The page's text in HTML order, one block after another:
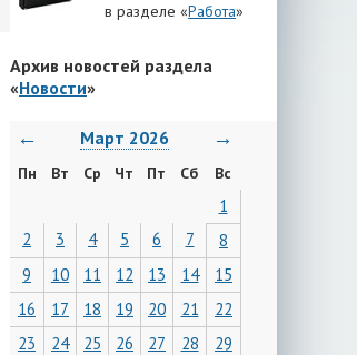
в разделе «Работа»
Архив новостей раздела
«Новости»
← Март 2026 →
Пн Вт Ср Чт Пт Сб Вс
1
2
3 4 5 6 7
8
9
10 11 12 13 14
15
16
17 18 19 20 21
22
23
24 25 26 27 28
29